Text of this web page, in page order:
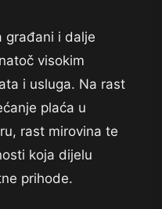
građani i dalje
visokim
i usluga. Na rast
plaća u
rast mirovina te
koja dijelu
prihode.